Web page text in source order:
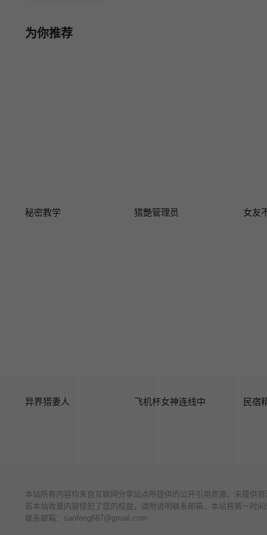
为你推荐
秘密教学 猎艷管理员 女友
异界猎妻人 飞机杯女神连线中 民宿
本站所有内容均来自互联网分享站点所提供的公开引用资源，未提供
若本站收录内容侵犯了您的权益，请附说明联系邮箱，本站将第一时
联系邮箱： sanfeng687@gmail.com